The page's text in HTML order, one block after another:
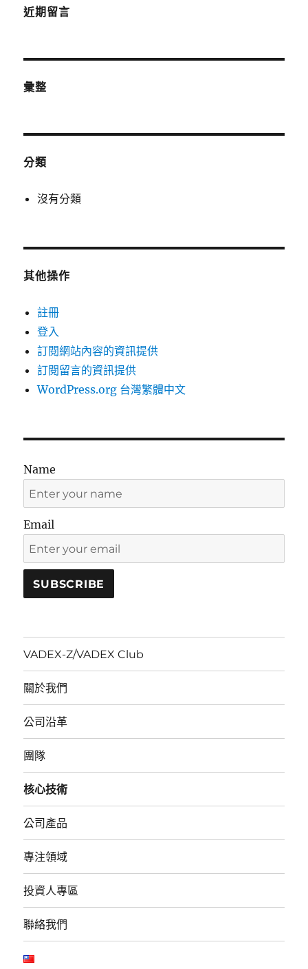
近期留言
彙整
分類
沒有分類
其他操作
註冊
登入
訂閱網站內容的資訊提供
訂閱留言的資訊提供
WordPress.org 台灣繁體中文
Name
Email
VADEX-Z/VADEX Club
關於我們
公司沿革
團隊
核心技術
公司產品
專注領域
投資人專區
聯絡我們